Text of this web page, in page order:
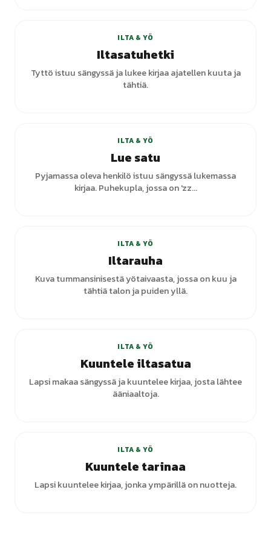
ILTA & YÖ
Iltasatuhetki
Tyttö istuu sängyssä ja lukee kirjaa ajatellen kuuta ja
tähtiä.
ILTA & YÖ
Lue satu
Pyjamassa oleva henkilö istuu sängyssä lukemassa
kirjaa. Puhekupla, jossa on 'zz...
ILTA & YÖ
Iltarauha
Kuva tummansinisestä yötaivaasta, jossa on kuu ja
tähtiä talon ja puiden yllä.
ILTA & YÖ
Kuuntele iltasatua
Lapsi makaa sängyssä ja kuuntelee kirjaa, josta lähtee
ääniaaltoja.
ILTA & YÖ
Kuuntele tarinaa
Lapsi kuuntelee kirjaa, jonka ympärillä on nuotteja.